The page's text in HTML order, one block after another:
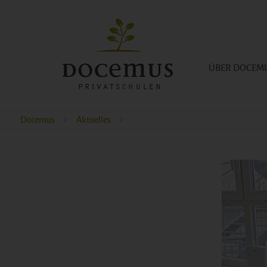
ÜBER
Docemus Aktuelles